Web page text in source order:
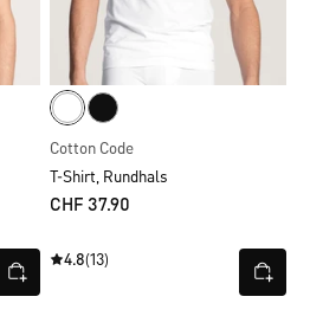
Cotton Code
T-Shirt, Rundhals
CHF 37.90
4.8(13)